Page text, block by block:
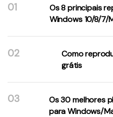
01
Os 8 principais
Windows 10/8/7/
02
Como
grátis
03
Os 30 melhores
para Windows/